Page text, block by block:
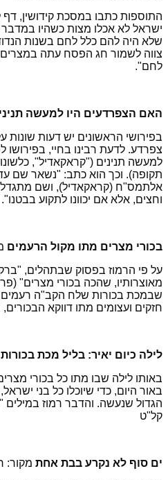
התוספות כתבו במסכת קידושין,
ישראל לא אכלו מצות כשהיו
שלא היה להם כלל לחם בשנות
צווה לשמור חג הפסח עתה
לחם".
האם הצפרדעים היו למעשה
בפירושי הראשונים יש דעות
צפרדע. לדעת רבינו בחיי,
למעשה תנינים ("קראקאדיל",
תקופה). וכך הוא כתב: "נשאר שם
אלתמס"ח (קראקאדיל), ושם מתגדל…
וחצים, אלא אם יכוונו לתקוע בבטנו".
בכורי מצרים מתו מקול הרעמים
על פי הרמוז בפסוק שבתהלים,
מאוצרותיו, שהכה בכורי מצרים"
שבמכת בכורות שלח הקב"ה רעמים
חזקים ועצומים מתו דווקא הבכורים,
לילה כיום יאיר: בליל מכת
באותו לילה שבו מתו כל בכורי
באור היום, כדי שיוכלו כל בני
הגדול שנעשה. והדבר רמוז במילים
קל"ט
ים סוף לא נקרע בבת אחת מקור: